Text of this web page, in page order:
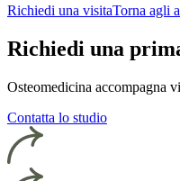
Richiedi una visitaTorna agli
Richiedi una
Osteomedicina accompagna
Contatta lo studio